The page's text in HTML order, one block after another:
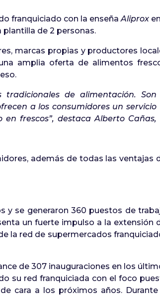
franquiciado con la enseñaAliprox en
plantilla de 2 personas.
marcas propias y productores
amplia oferta de alimentos
de alimentación. Son
a los consumidores un servicio
en frescos”, destaca Alberto Cañas,
además de todas las ventajas
y se generaron 360 puestos de
un fuerte impulso a la extensión
la red de supermercados
de 307 inauguraciones en los
su red franquiciada con el foco
cara a los próximos años. Durante